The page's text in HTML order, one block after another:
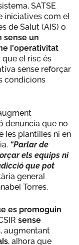
SATSE
iniciatives com el
de Salut (AIS) o
sense un
l’operativitat
el risc és
sense reforçar
condicions
denuncia que no
les plantilles ni en
“Parlar de
els equips ni
que pot
general
Torres.
es promoguin
sense
, augmentant
, alhora que